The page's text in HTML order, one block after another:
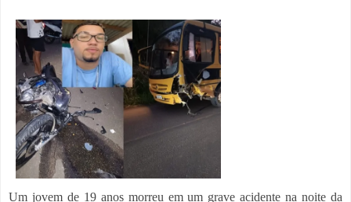
Um jovem de 19 anos morreu em um grave acidente na noite da